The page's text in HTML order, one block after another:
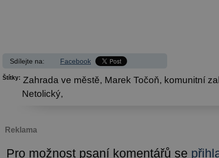
Sdílejte na: Facebook
Štítky: Zahrada ve městě, Marek Točoň, komunitní
Netolický,
Reklama
Pro možnost psaní komentářů se